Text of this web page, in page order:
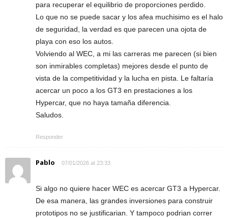
para recuperar el equilibrio de proporciones perdido.
Lo que no se puede sacar y los afea muchisimo es el halo
de seguridad, la verdad es que parecen una ojota de
playa con eso los autos.
Volviendo al WEC, a mi las carreras me parecen (si bien
son inmirables completas) mejores desde el punto de
vista de la competitividad y la lucha en pista. Le faltaría
acercar un poco a los GT3 en prestaciones a los
Hypercar, que no haya tamaña diferencia.
Saludos.
Responder
Pablo 07/01/2026 at 23:33
Si algo no quiere hacer WEC es acercar GT3 a Hypercar.
De esa manera, las grandes inversiones para construir
prototipos no se justificarian. Y tampoco podrian correr